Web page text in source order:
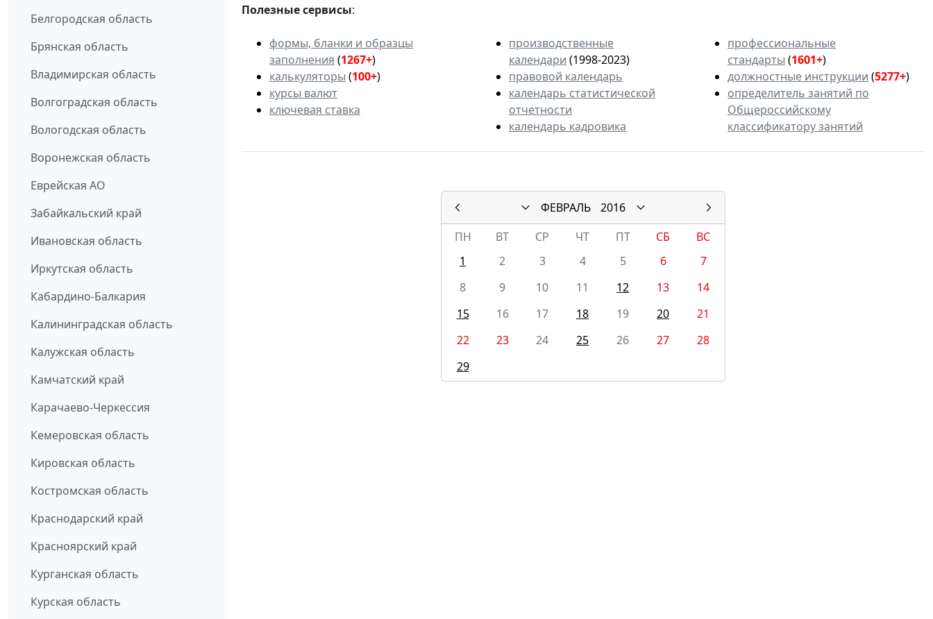
Белгородская область
Брянская область
Владимирская область
Волгоградская область
Вологодская область
Воронежская область
Еврейская АО
Забайкальский край
Ивановская область
Иркутская область
Кабардино-Балкария
Калининградская область
Калужская область
Камчатский край
Карачаево-Черкессия
Кемеровская область
Кировская область
Костромская область
Краснодарский край
Красноярский край
Курганская область
Курская область
Полезные сервисы:
формы, бланки и образцы
заполнения (1267+)
калькуляторы (100+)
курсы валют
ключевая ставка
производственные
календари (1998-2023)
правовой календарь
календарь статистической
отчетности
календарь кадровика
профессиональные
стандарты (1601+)
должностные инструкции (5277+)
определитель занятий по
Общероссийскому
классификатору занятий
ФЕВРАЛЬ
2016
ПН
ВТ СР ЧТ ПТ СБ
ВС
1
2 3 4 5 6
7
8
9 10 11 12 13
14
15
16 17 18 19 20
21
22
23 24 25 26 27
28
29